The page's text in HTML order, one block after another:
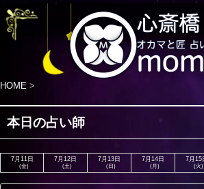
HOME >
本日の占い師
7月11日
(金)
7月12日
(土)
7月13日
(日)
7月14日
(月)
7月15
(火)